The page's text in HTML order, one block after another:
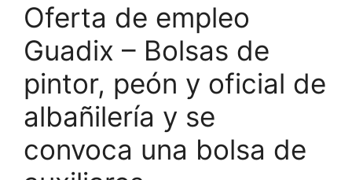
Oferta de empleo
Guadix – Bolsas de
pintor, peón y oficial de
albañilería y se
convoca una bolsa de